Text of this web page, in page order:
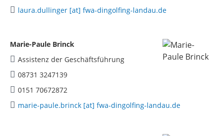
laura.dullinger [at] fwa-dingolfing-landau.de
Marie-Paule Brinck
Assistenz der Geschäftsführung
08731 3247139
0151 70672872
marie-paule.brinck [at] fwa-dingolfing-landau.de